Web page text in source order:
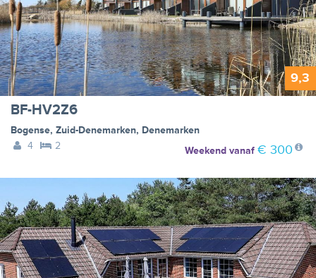
9,3
BF-HV2Z6
Bogense, Zuid-Denemarken, Denemarken
4
2 Weekendvanaf € 300